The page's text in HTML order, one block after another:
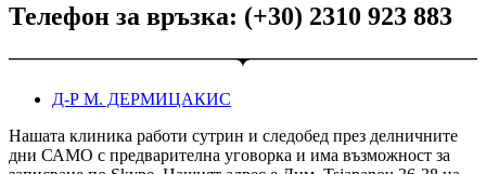
Телефон за връзка: (+30) 2310 923 883
Д-Р М. ДЕРМИЦАКИС
Нашата клиника работи сутрин и следобед през делничните
дни САМО с предварителна уговорка и има възможност за